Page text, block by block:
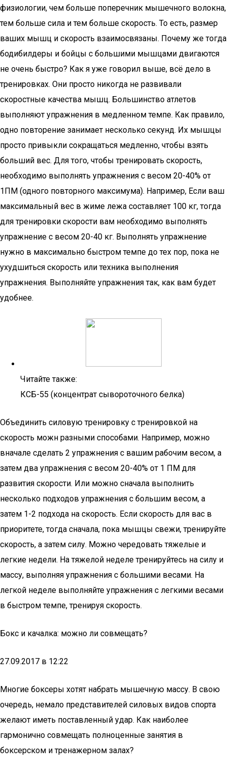
физиологии, чем больше поперечник мышечного волокна,
тем больше сила и тем больше скорость. То есть, размер
ваших мышц и скорость взаимосвязаны. Почему же тогда
бодибилдеры и бойцы с большими мышцами двигаются
не очень быстро? Как я уже говорил выше, всё дело в
тренировках. Они просто никогда не развивали
скоростные качества мышц. Большинство атлетов
выполняют упражнения в медленном темпе. Как правило,
одно повторение занимает несколько секунд. Их мышцы
просто привыкли сокращаться медленно, чтобы взять
больший вес. Для того, чтобы тренировать скорость,
необходимо выполнять упражнения с весом 20-40% от
1ПМ (одного повторного максимума). Например, Если ваш
максимальный вес в жиме лежа составляет 100 кг, тогда
для тренировки скорости вам необходимо выполнять
упражнение с весом 20-40 кг. Выполнять упражнение
нужно в максимально быстром темпе до тех пор, пока не
ухудшиться скорость или техника выполнения
упражнения. Выполняйте упражнения так, как вам будет
удобнее.
Читайте также:
КСБ-55 (концентрат сывороточного белка)
Объединить силовую тренировку с тренировкой на
скорость можн разными способами. Например, можно
вначале сделать 2 упражнения с вашим рабочим весом, а
затем два упражнения с весом 20-40% от 1 ПМ для
развития скорости. Или можно сначала выполнить
несколько подходов упражнения с большим весом, а
затем 1-2 подхода на скорость. Если скорость для вас в
приоритете, тогда сначала, пока мышцы свежи, тренируйте
скорость, а затем силу. Можно чередовать тяжелые и
легкие недели. На тяжелой неделе тренируйтесь на силу и
массу, выполняя упражнения с большими весами. На
легкой неделе выполняйте упражнения с легкими весами
в быстром темпе, тренируя скорость.
Бокс и качалка: можно ли совмещать?
27.09.2017 в 12:22
Многие боксеры хотят набрать мышечную массу. В свою
очередь, немало представителей силовых видов спорта
желают иметь поставленный удар. Как наиболее
гармонично совмещать полноценные занятия в
боксерском и тренажерном залах?